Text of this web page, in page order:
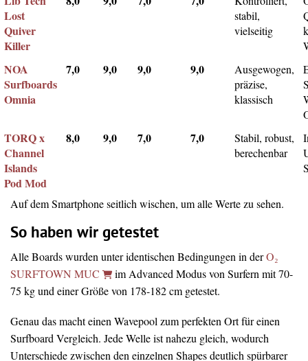
Lost
Quiver
Killer
stabil,
vielseitig
NOA
Surfboards
Omnia
7,0 9,0 9,0 9,0
Ausgewogen,
präzise,
klassisch
TORQ x
Channel
Islands
Pod Mod
8,0 9,0 7,0 7,0
Stabil, robust,
berechenbar
Auf dem Smartphone seitlich wischen, um alle Werte zu sehen.
So haben wir getestet
Alle Boards wurden unter identischen Bedingungen in derO₂
SURFTOWN MUC
im Advanced Modus von Surfern mit 70-
75 kg und einer Größe von 178-182 cm getestet.
Genau das macht einen Wavepool zum perfekten Ort für einen
Surfboard Vergleich. Jede Welle ist nahezu gleich, wodurch
Unterschiede zwischen den einzelnen Shapes deutlich spürbarer